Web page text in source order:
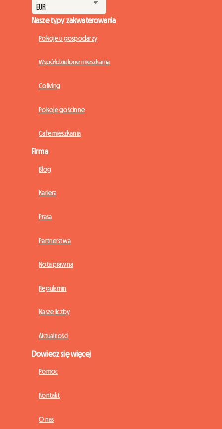
Nasze typy zakwaterowania
Pokoje u gospodarzy
Współdzielone mieszkania
Coliving
Pokoje gościnne
Całe mieszkania
Firma
Blog
Kariera
Prasa
Partnerstwa
Nota prawna
Regulamin
Nasze liczby
Aktualności
Dowiedz się więcej
Pomoc
Kontakt
O nas